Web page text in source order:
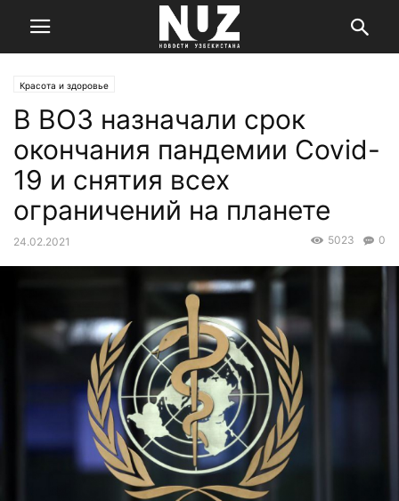
Красота и здоровье
В ВОЗ назначали срок
окончания пандемии Covid-
19 и снятия всех
ограничений на планете
24.02.2021 0
5023